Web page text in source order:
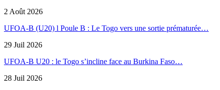
2 Août 2026
UFOA-B (U20) l Poule B : Le Togo vers une sortie prématurée…
29 Juil 2026
UFOA-B U20 : le Togo s’incline face au Burkina Faso…
28 Juil 2026